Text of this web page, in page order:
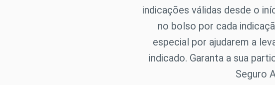
indicações válidas desde o
no bolso por cada
especial por ajudarem a
indicado. Garanta a sua
Seguro